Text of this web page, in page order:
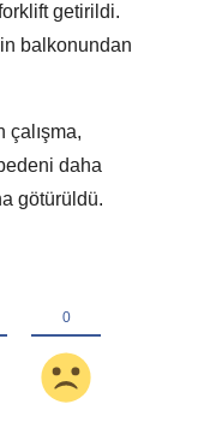
getirildi.
balkonundan
çalışma,
daha
götürüldü.